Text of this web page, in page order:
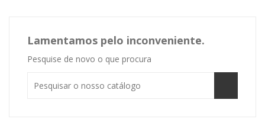
Lamentamos pelo inconveniente.
Pesquise de novo o que procura